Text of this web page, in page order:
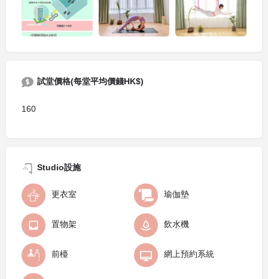
試堂價格(每堂平均價錢HK$)
160
Studio設施
更衣室 瑜伽墊
置物架 飲水機
前檯 網上預約系統